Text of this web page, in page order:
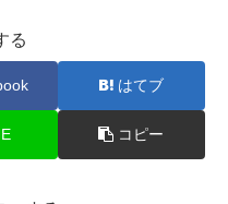
る
はてブ
コピー